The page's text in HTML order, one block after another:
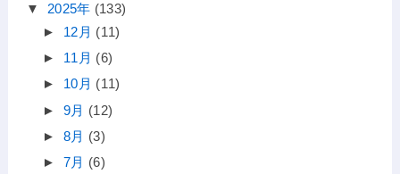
▼ 2025年 (133)
► 12月 (11)
► 11月 (6)
► 10月 (11)
► 9月 (12)
► 8月 (3)
► 7月 (6)